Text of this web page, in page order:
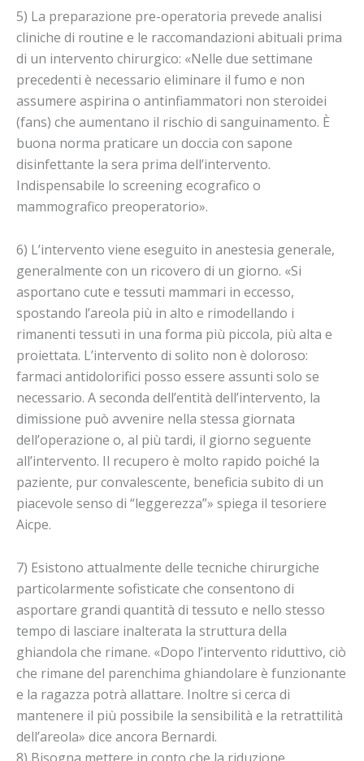
5) La preparazione pre-operatoria prevede analisi
cliniche di routine e le raccomandazioni abituali prima
di un intervento chirurgico: «Nelle due settimane
precedenti è necessario eliminare il fumo e non
assumere aspirina o antinfiammatori non steroidei
(fans) che aumentano il rischio di sanguinamento. È
buona norma praticare un doccia con sapone
disinfettante la sera prima dell’intervento.
Indispensabile lo screening ecografico o
mammografico preoperatorio».
6) L’intervento viene eseguito in anestesia generale,
generalmente con un ricovero di un giorno. «Si
asportano cute e tessuti mammari in eccesso,
spostando l’areola più in alto e rimodellando i
rimanenti tessuti in una forma più piccola, più alta e
proiettata. L’intervento di solito non è doloroso:
farmaci antidolorifici posso essere assunti solo se
necessario. A seconda dell’entità dell’intervento, la
dimissione può avvenire nella stessa giornata
dell’operazione o, al più tardi, il giorno seguente
all’intervento. Il recupero è molto rapido poiché la
paziente, pur convalescente, beneficia subito di un
piacevole senso di “leggerezza”» spiega il tesoriere
Aicpe.
7) Esistono attualmente delle tecniche chirurgiche
particolarmente sofisticate che consentono di
asportare grandi quantità di tessuto e nello stesso
tempo di lasciare inalterata la struttura della
ghiandola che rimane. «Dopo l’intervento riduttivo, ciò
che rimane del parenchima ghiandolare è funzionante
e la ragazza potrà allattare. Inoltre si cerca di
mantenere il più possibile la sensibilità e la retrattilità
dell’areola» dice ancora Bernardi.